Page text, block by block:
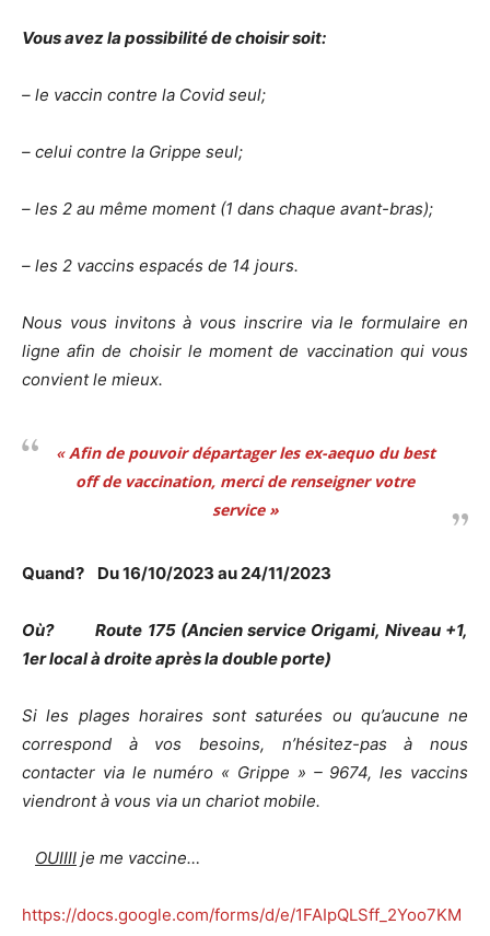
Vous avez la possibilité de choisir soit:
– le vaccin contre la Covid seul;
– celui contre la Grippe seul;
– les 2 au même moment (1 dans chaque avant-bras);
– les 2 vaccins espacés de 14 jours.
Nous vous invitons à vous inscrire via le formulaire en
ligne afin de choisir le moment de vaccination qui vous
convient le mieux.
«Afin de pouvoir départager les ex-aequo du best
off de vaccination, merci de renseigner votre
service »
Quand? Du 16/10/2023 au 24/11/2023
Où? Route 175 (Ancien service Origami, Niveau +1,
1er local à droite après la double porte)
Si les plages horaires sont saturées ou qu’aucune ne
correspond à vos besoins, n’hésitez-pas à nous
contacter via le numéro « Grippe » – 9674, les vaccins
viendront à vous via un chariot mobile.
OUIIII je me vaccine…
https://docs.google.com/forms/d/e/1FAIpQLSff_2Yoo7KM